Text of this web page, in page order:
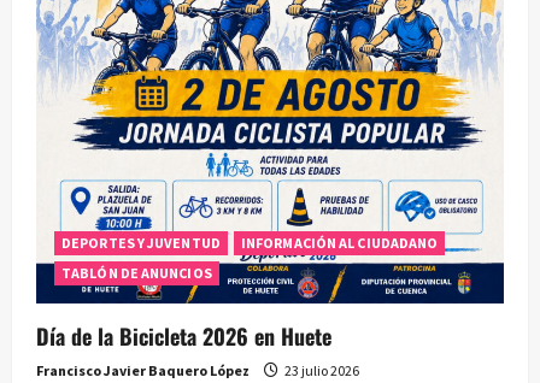
DEPORTES Y JUVENTUD
INFORMACIÓN AL CIUDADANO
TABLÓN DE ANUNCIOS
Día de la Bicicleta 2026 en Huete
Francisco Javier Baquero López 23 julio 2026